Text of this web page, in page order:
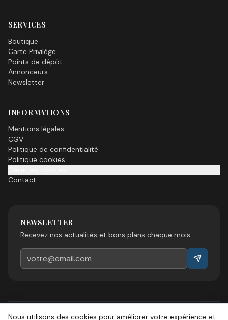
SERVICES
Boutique
Carte Privilège
Points de dépôt
Annonceurs
Newsletter
INFORMATIONS
Mentions légales
CGV
Politique de confidentialité
Politique cookies
Contact
NEWSLETTER
Recevez nos actualités et bons plans chaque mois.
Nous utilisons des cookies pour améliorer votre expérience et